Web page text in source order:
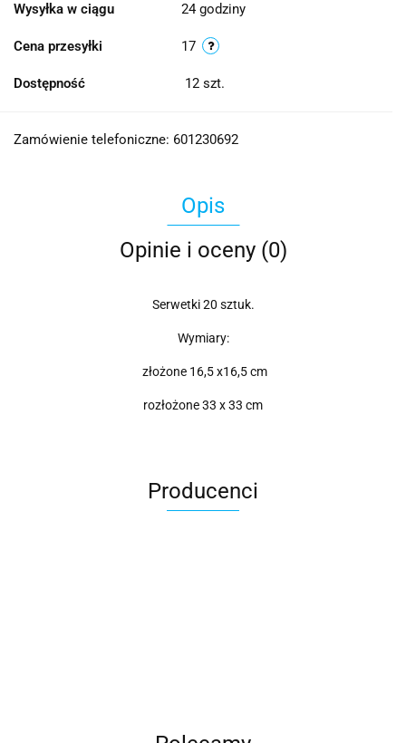
Wysyłka w ciągu 24 godziny
Cena przesyłki 17
Dostępność 12 szt.
Zamówienie telefoniczne: 601230692
Opis
Opinie i oceny (0)
Serwetki 20 sztuk.
Wymiary:
złożone 16,5 x16,5 cm
rozłożone 33 x 33 cm
Producenci